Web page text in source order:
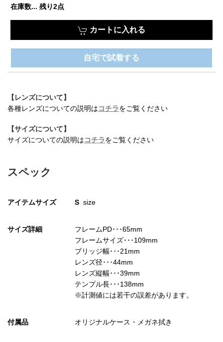
在庫数... 残り2点
カートに入れる
自宅で試着する
【レンズについて】
各種レンズについての説明はコチラをご覧ください
【サイズについて】
サイズについての説明はコチラをご覧ください
スペック
アイテムサイズ S size
サイズ詳細
フレームPD･･･65mm
フレームサイズ･･･109mm
ブリッジ幅･･･21mm
レンズ径･･･44mm
レンズ縦幅･･･39mm
テンプル長･･･138mm
※計測値には若干の誤差があります。
付属品 オリジナルケース・メガネ拭き